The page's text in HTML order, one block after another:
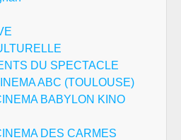
DU SPECTACLE
ABC (TOULOUSE)
BABYLON KINO
DES CARMES